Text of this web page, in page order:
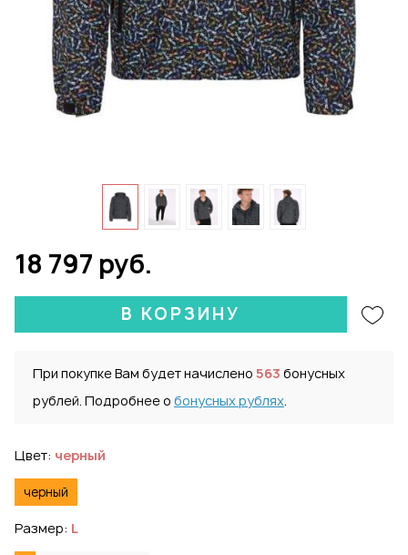
18 797 руб.
В КОРЗИНУ
При покупке Вам будет начислено 563 бонусных
рублей. Подробнее о бонусных рублях.
Цвет: черный
черный
Размер: L